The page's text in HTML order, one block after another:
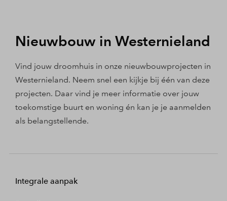
Nieuwbouw in Westernieland
Vind jouw droomhuis in onze nieuwbouwprojecten in
Westernieland. Neem snel een kijkje bij één van deze
projecten. Daar vind je meer informatie over jouw
toekomstige buurt en woning én kan je je aanmelden
als belangstellende.
Integrale aanpak